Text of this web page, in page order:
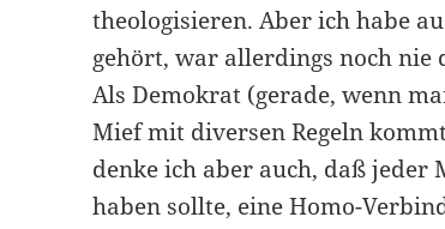
theologisieren. Aber ich habe
gehört, war allerdings noch nie
Als Demokrat (gerade, wenn
Mief mit diversen Regeln
denke ich aber auch, daß jeder
haben sollte, eine Homo-